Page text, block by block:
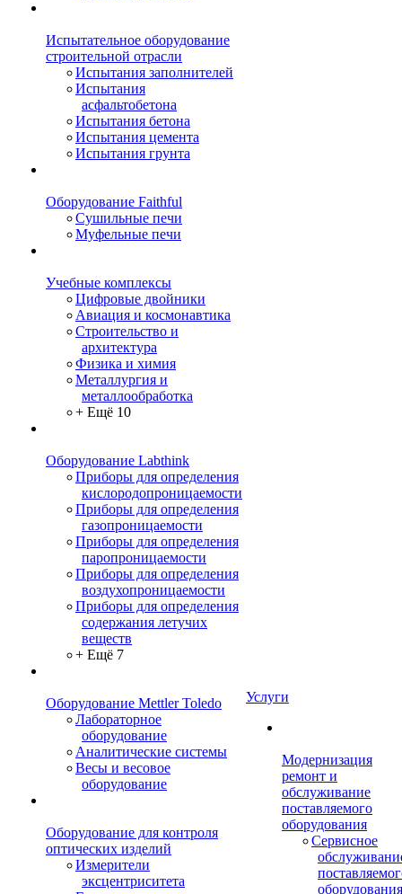
Испытательное оборудование
строительной отрасли
Испытания заполнителей
Испытания
асфальтобетона
Испытания бетона
Испытания цемента
Испытания грунта
Оборудование Faithful
Сушильные печи
Муфельные печи
Учебные комплексы
Цифровые двойники
Авиация и космонавтика
Строительство и
архитектура
Физика и химия
Металлургия и
металлообработка
+ Ещё 10
Оборудование Labthink
Приборы для определения
кислородопроницаемости
Приборы для определения
газопроницаемости
Приборы для определения
паропроницаемости
Приборы для определения
воздухопроницаемости
Приборы для определения
содержания летучих
веществ
+ Ещё 7
Оборудование Mettler Toledo
Лабораторное
оборудование
Аналитические системы
Весы и весовое
оборудование
Оборудование для контроля
оптических изделий
Измерители
эксцентриситета
Услуги
Модернизация
ремонт и
обслуживание
поставляемого
оборудования
Сервисное
оборудования